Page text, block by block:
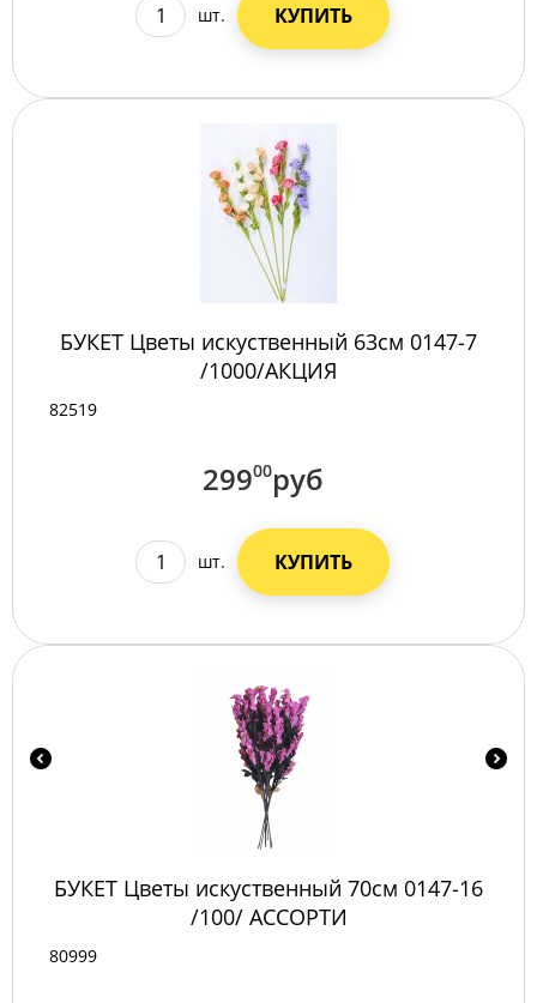
шт. КУПИТЬ
БУКЕТ Цветы искуственный 63см 0147-7
/1000/АКЦИЯ
82519
29900руб
шт. КУПИТЬ
БУКЕТ Цветы искуственный 70см 0147-16
/100/ АССОРТИ
80999